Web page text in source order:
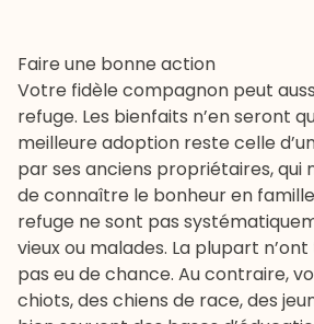
Faire une bonne action
Votre fidèle compagnon peut
refuge. Les bienfaits n’en seront
meilleure adoption reste celle
par ses anciens propriétaires, qui
de connaître le bonheur en
refuge ne sont pas
vieux ou malades. La plupart
pas eu de chance. Au contraire,
chiots, des chiens de race, des